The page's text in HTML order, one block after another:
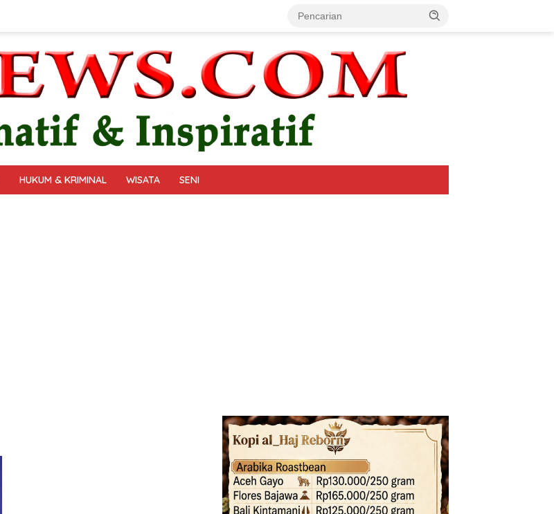
HUKUM & KRIMINAL WISATA SENI